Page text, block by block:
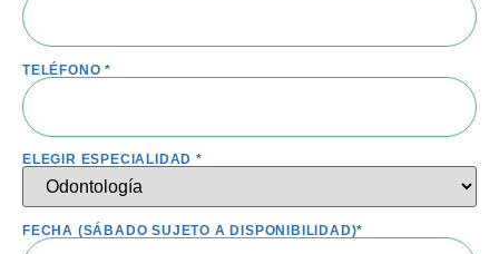
TELÉFONO *
ELEGIR ESPECIALIDAD *
FECHA (SÁBADO SUJETO A DISPONIBILIDAD)*